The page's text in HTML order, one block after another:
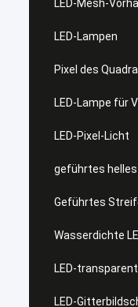
LED-Mesh-
LED-Lampen
Pixel des
LED-Lampe für
LED-Pixel-Licht
geführtes helles
Geführtes
Wasserdichte
LED-
LED-